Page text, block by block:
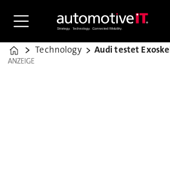
Home
Technology
ANZEIGE
ANZEIGE